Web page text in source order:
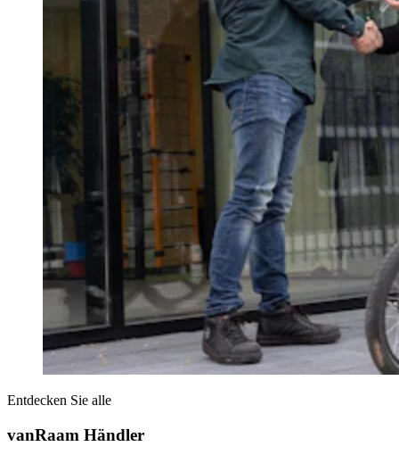
Entdecken Sie alle
vanRaam Händler